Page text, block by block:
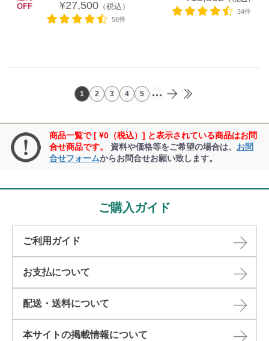
OFF ¥27,500（税込）
58件
34件
1 2 3 4 5 ...
商品一覧で [ ¥0（税込）] と表示されている商品はお問
合せ商品です。
資料や価格等をご希望の場合は、 お問
合せフォームからお問合せお願い致します。
ご購入ガイド
ご利用ガイド
お支払について
配送・送料について
本サイトの掲載情報について​